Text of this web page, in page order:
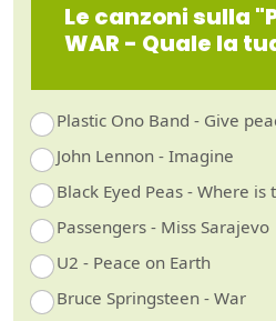
Le canzoni sulla
WAR - Quale la
Plastic Ono Band - Give
John Lennon - Imagine
Black Eyed Peas - Where is
Passengers - Miss Sarajevo
U2 - Peace on Earth
Bruce Springsteen - War